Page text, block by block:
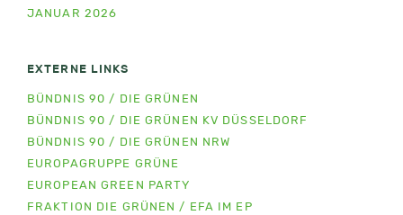
JANUAR 2026
EXTERNE LINKS
BÜNDNIS 90 / DIE GRÜNEN
BÜNDNIS 90 / DIE GRÜNEN KV DÜSSELDORF
BÜNDNIS 90 / DIE GRÜNEN NRW
EUROPAGRUPPE GRÜNE
EUROPEAN GREEN PARTY
FRAKTION DIE GRÜNEN / EFA IM EP